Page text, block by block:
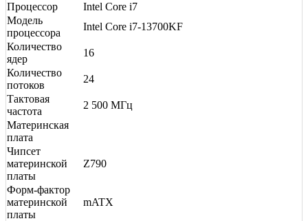
Процессор
Intel Core i7
Модель
процессора
Intel Core i7-13700KF
Количество
ядер
16
Количество
потоков
24
Тактовая
частота
2 500 МГц
Материнская
плата
Чипсет
материнской
платы
Z790
Форм-фактор
материнской
платы
mATX